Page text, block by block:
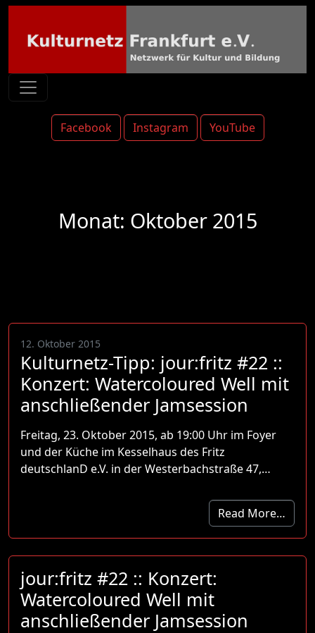
Facebook Instagram YouTube
Monat: Oktober 2015
12. Oktober 2015
Kulturnetz-Tipp: jour:fritz #22 ::
Konzert: Watercoloured Well mit
anschließender Jamsession
Freitag, 23. Oktober 2015, ab 19:00 Uhr im Foyer
und der Küche im Kesselhaus des Fritz
deutschlanD e.V. in der Westerbachstraße 47,…
Read More…
jour:fritz #22 :: Konzert:
Watercoloured Well mit
anschließender Jamsession